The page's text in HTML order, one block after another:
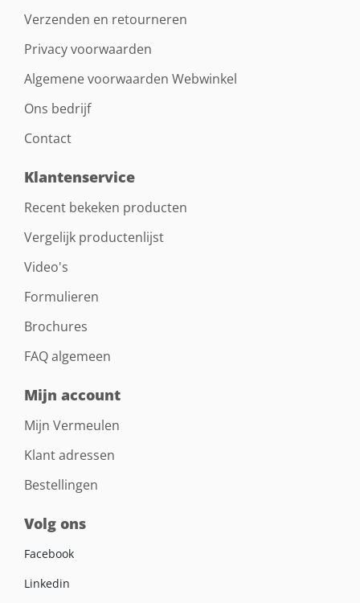
Verzenden en retourneren
Privacy voorwaarden
Algemene voorwaarden Webwinkel
Ons bedrijf
Contact
Klantenservice
Recent bekeken producten
Vergelijk productenlijst
Video's
Formulieren
Brochures
FAQ algemeen
Mijn account
Mijn Vermeulen
Klant adressen
Bestellingen
Volg ons
Facebook
Linkedin